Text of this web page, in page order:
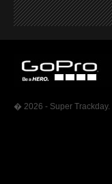
� 2026 - Super